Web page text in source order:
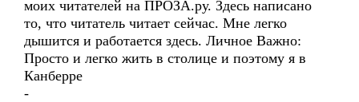
моих читателей на ПРОЗА.ру. Здесь написано
то, что читатель читает сейчас. Мне легко
дышится и работается здесь. Личное Важно:
Просто и легко жить в столице и поэтому я в
Канберре
-